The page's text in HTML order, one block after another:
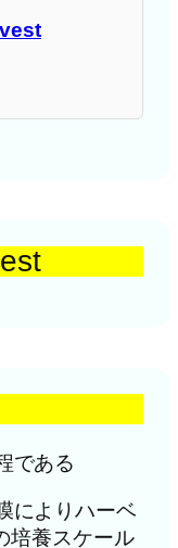
である
によりハーベ
培養スケール